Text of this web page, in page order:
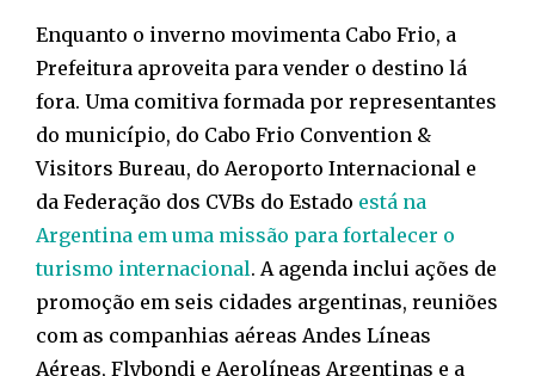
Enquanto o inverno movimenta Cabo Frio, a
Prefeitura aproveita para vender o destino lá
fora. Uma comitiva formada por representantes
do município, do Cabo Frio Convention &
Visitors Bureau, do Aeroporto Internacional e
da Federação dos CVBs do Estado está na
Argentina em uma missão para fortalecer o
turismo internacional. A agenda inclui ações de
promoção em seis cidades argentinas, reuniões
com as companhias aéreas Andes Líneas
Aéreas, Flybondi e Aerolíneas Argentinas e a